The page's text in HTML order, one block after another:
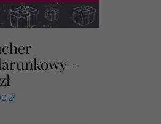
–
zł